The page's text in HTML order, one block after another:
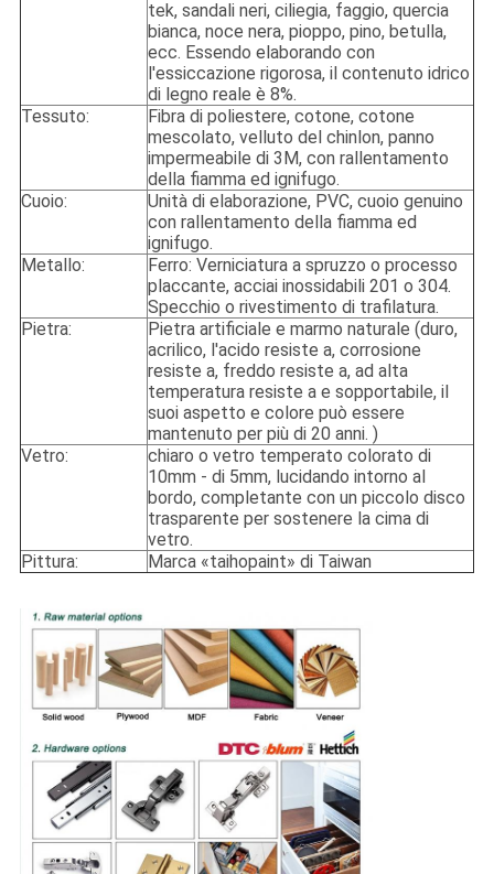
tek, sandali neri, ciliegia, faggio, quercia
bianca, noce nera, pioppo, pino, betulla,
ecc. Essendo elaborando con
l'essiccazione rigorosa, il contenuto idrico
di legno reale è 8%.
Tessuto:
Fibra di poliestere, cotone, cotone
mescolato, velluto del chinlon, panno
impermeabile di 3M, con rallentamento
della fiamma ed ignifugo.
Cuoio:
Unità di elaborazione, PVC, cuoio genuino
con rallentamento della fiamma ed
ignifugo.
Metallo:
Ferro: Verniciatura a spruzzo o processo
placcante, acciai inossidabili 201 o 304.
Specchio o rivestimento di trafilatura.
Pietra:
Pietra artificiale e marmo naturale (duro,
acrilico, l'acido resiste a, corrosione
resiste a, freddo resiste a, ad alta
temperatura resiste a e sopportabile, il
suoi aspetto e colore può essere
mantenuto per più di 20 anni. )
Vetro:
chiaro o vetro temperato colorato di
10mm - di 5mm, lucidando intorno al
bordo, completante con un piccolo disco
trasparente per sostenere la cima di
vetro.
Pittura:
Marca «taihopaint» di Taiwan